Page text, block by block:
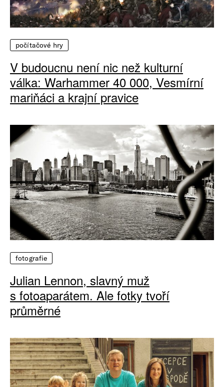
počítačové hry
V budoucnu není nic než kulturní
válka: Warhammer 40 000, Vesmírní
mariňáci a krajní pravice
fotografie
Julian Lennon, slavný muž
s fotoaparátem. Ale fotky tvoří
průměrné